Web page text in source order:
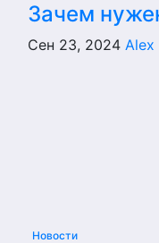
Зачем
Сен 23, 2024Alex
Новости